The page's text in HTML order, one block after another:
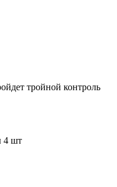
тройной контроль
4 шт